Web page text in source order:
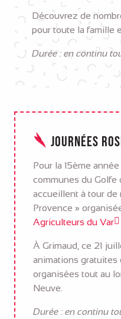
Découvrez de
pour toute la famille
Durée : en continu
Journées
Pour la 15ème
communes du Golfe
accueillent à tour de
Provence »
Agriculteurs du Var
À Grimaud, ce 21
animations
organisées tout au
Neuve.
Durée : en continu